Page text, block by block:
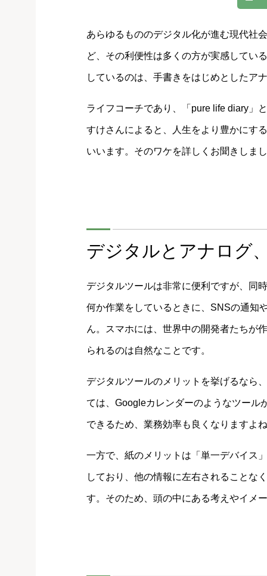
あらゆるもののデジタル化が進む現代社
ど、その利便性は多くの方が実感してい
しているのは、手書きをはじめとしたア
ライフコーチであり、「pure life diary」
すけさんによると、人生をより豊かにす
いいます。そのワケを詳しくお聞きしま
デジタルとアナログ
デジタルツールは非常に便利ですが、同
何か作業をしているときに、SNSの通知
ん。スマホには、世界中の開発者たちが
られるのは自然なことです。
デジタルツールのメリットを挙げるなら
ては、Googleカレンダーのようなツール
できるため、業務効率も良くなりますよ
一方で、紙のメリットは「単一デバイス
しており、他の情報に左右されることな
す。そのため、頭の中にある考えやイメ